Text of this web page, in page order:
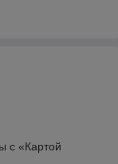
с «Картой